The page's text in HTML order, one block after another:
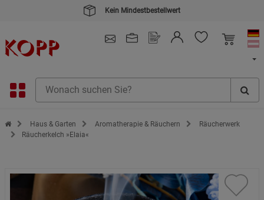
Kein Mindestbestellwert
Zur Startseite des Kopp Verlag Online-Shop
Haus & Garten Aromatherapie & Räuchern
Räucherwerk
Räucherkelch »Elaia«